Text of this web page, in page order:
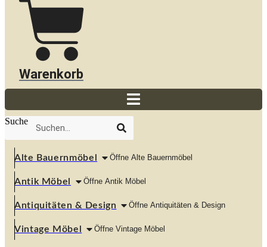
Warenkorb
Suche
Alte Bauernmöbel Öffne Alte Bauernmöbel
Antik Möbel Öffne Antik Möbel
Antiquitäten & Design Öffne Antiquitäten & Design
Vintage Möbel Öffne Vintage Möbel